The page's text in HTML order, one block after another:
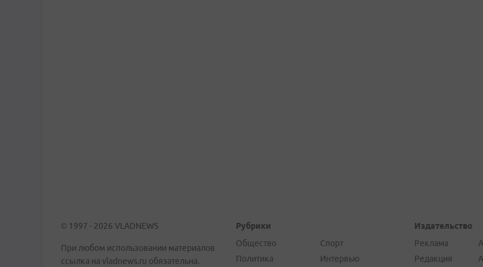
© 1997 - 2026 VLADNEWS
При любом использовании материалов
ссылка на vladnews.ru обязательна.
Рубрики
Общество
Политика
Спорт
Интервью
Издательство
Реклама
Редакция